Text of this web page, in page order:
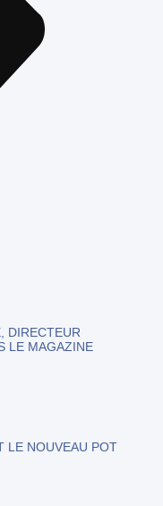
DIRECTEUR
LE MAGAZINE
LE NOUVEAU POT